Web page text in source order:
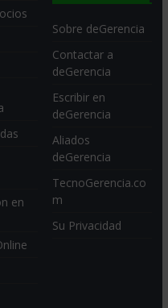
en
Sobre deGerencia
Contactar a
deGerencia
Escribir en
deGerencia
Aliados
deGerencia
TecnoGerencia.co
m
Su Privacidad